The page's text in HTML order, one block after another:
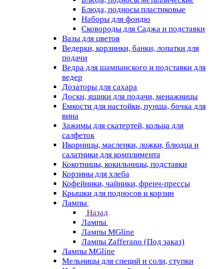
Блюда, подносы пластиковые
Наборы для фондю
Сковороды для Саджа и подставки
Вазы для цветов
Ведерки, корзинки, банки, лопатки для
подачи
Ведра для шампанского и подставки для
ведер
Дозаторы для сахара
Доски, ящики для подачи, менажницы
Емкости для настойки, пунша, бочка для
вина
Зажимы для скатертей, кольца для
салфеток
Икорницы, масленки, ложки, блюдца и
салатники для комплимента
Кокотницы, кокильницы, подставки
Корзины для хлеба
Кофейники, чайники, френч-прессы
Крышки для подносов и корзин
Лампы
Назад
Лампы
Лампы MGline
Лампы Zafferano (Под заказ)
Лампы MGline
Мельницы для специй и соли, ступки